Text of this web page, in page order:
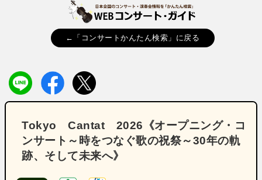
←「コンサートかんたん検索」に戻る
Tokyo Cantat 2026《オープニング・コ
ンサート～時をつなぐ歌の祝祭～30年の軌
跡、そして未来へ》